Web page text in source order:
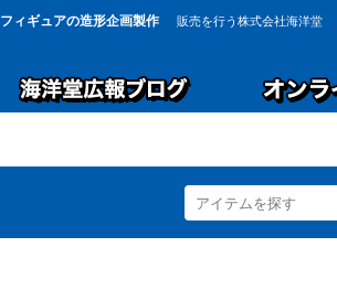
フィギュアの造形企画製作 販売を行う株式会社海洋堂